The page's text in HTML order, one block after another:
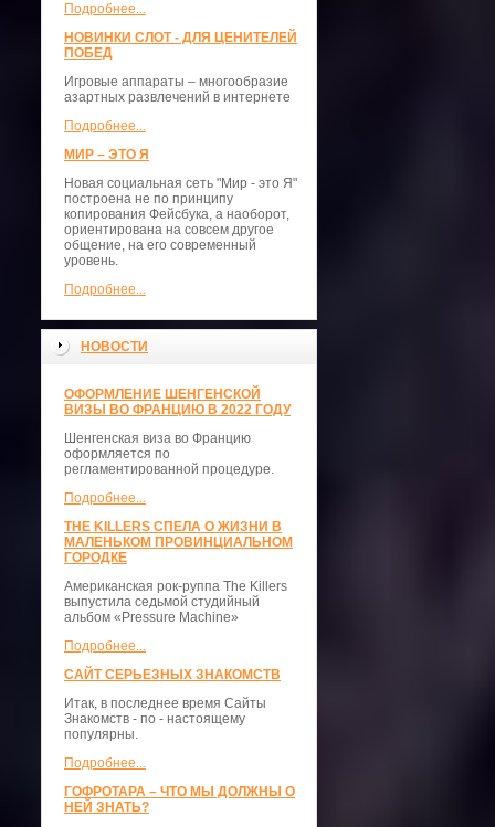
Подробнее...
НОВИНКИ СЛОТ - ДЛЯ ЦЕНИТЕЛЕЙ
ПОБЕД
Игровые аппараты – многообразие
азартных развлечений в интернете
Подробнее...
МИР – ЭТО Я
Новая социальная сеть "Мир - это Я"
построена не по принципу
копирования Фейсбука, а наоборот,
ориентирована на совсем другое
общение, на его современный
уровень.
Подробнее...
НОВОСТИ
ОФОРМЛЕНИЕ ШЕНГЕНСКОЙ
ВИЗЫ ВО ФРАНЦИЮ В 2022 ГОДУ
Шенгенская виза во Францию
оформляется по
регламентированной процедуре.
Подробнее...
THE KILLERS СПЕЛА О ЖИЗНИ В
МАЛЕНЬКОМ ПРОВИНЦИАЛЬНОМ
ГОРОДКЕ
Американская рок-руппа The Killers
выпустила седьмой студийный
альбом «Pressure Machine»
Подробнее...
САЙТ СЕРЬЕЗНЫХ ЗНАКОМСТВ
Итак, в последнее время Сайты
Знакомств - по - настоящему
популярны.
Подробнее...
ГОФРОТАРА – ЧТО МЫ ДОЛЖНЫ О
НЕЙ ЗНАТЬ?